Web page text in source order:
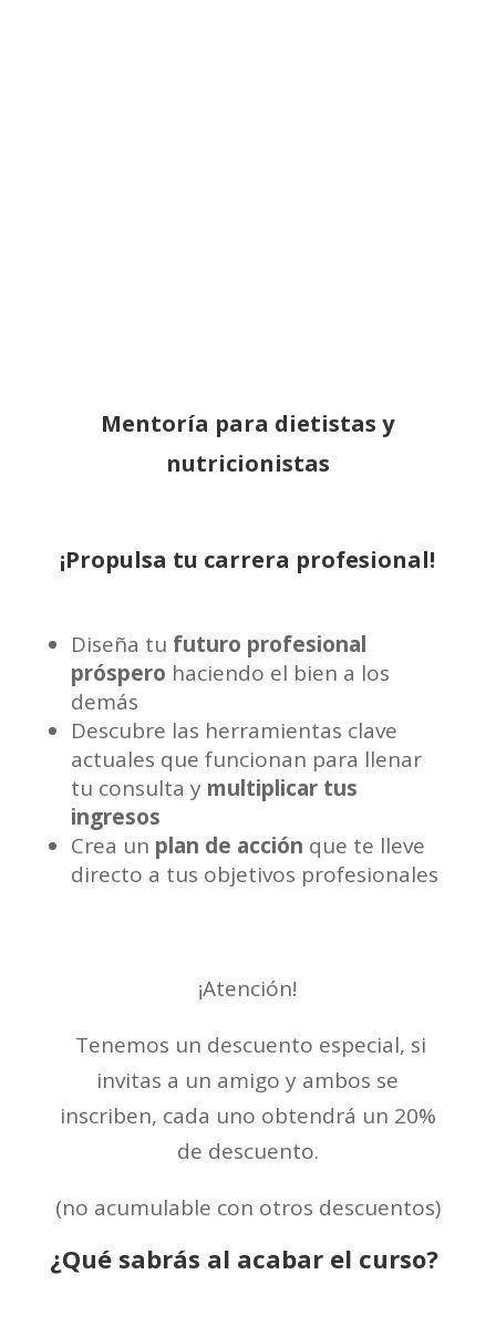
Mentoría para dietistas y
nutricionistas
¡Propulsa tu carrera profesional!
Diseña tu futuro profesional
próspero haciendo el bien a los
demás
Descubre las herramientas clave
actuales que funcionan para llenar
tu consulta y multiplicar tus
ingresos
Crea un plan de acción que te lleve
directo a tus objetivos profesionales
¡Atención!
Tenemos un descuento especial, si
invitas a un amigo y ambos se
inscriben, cada uno obtendrá un 20%
de descuento.
(no acumulable con otros descuentos)
¿Qué sabrás al acabar el curso?